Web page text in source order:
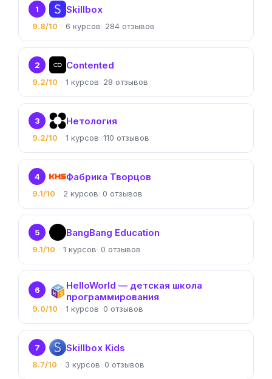
1 Skillbox
9.8/10 6 284
2 Contented
9.2/10 1 28
3 Нетология
9.2/10 1 110
4 Фабрика Творцов
9.1/10 2 0
5 BangBang Education
9.1/10 1 0
6
HelloWorld — детская школа
программирования
9.0/10 1 0
7 Skillbox Kids
8.7/10 3 0